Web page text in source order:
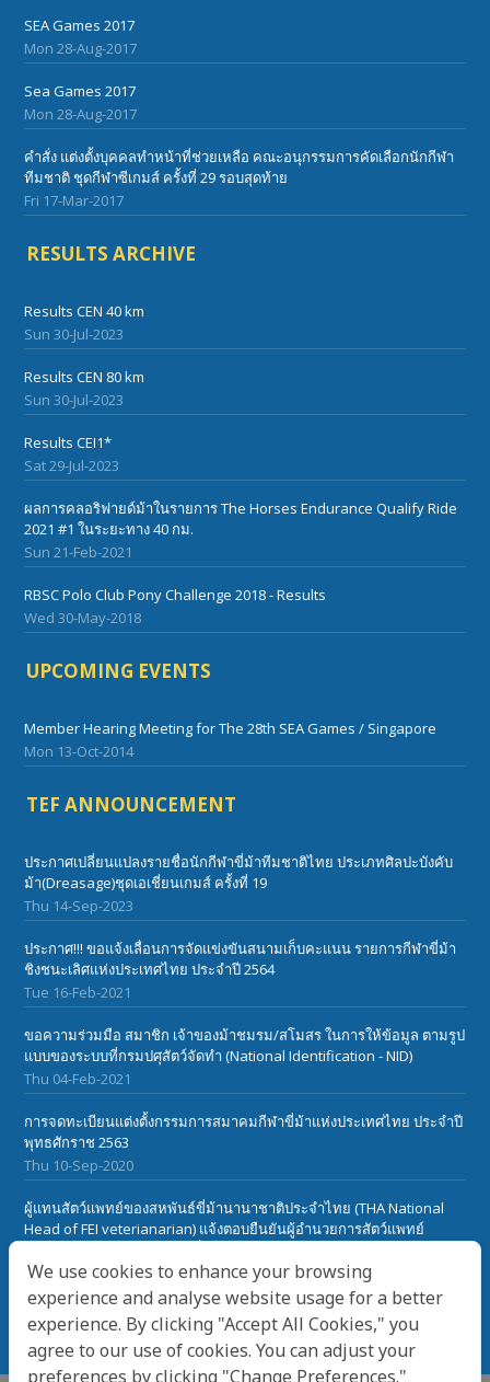
SEA Games 2017
Mon 28-Aug-2017
Sea Games 2017
Mon 28-Aug-2017
คำสั่ง แต่งตั้งบุคคลทำหน้าที่ช่วยเหลือ คณะอนุกรรมการคัดเลือกนักกีฬา
ทีมชาติ ชุดกีฬาซีเกมส์ ครั้งที่ 29 รอบสุดท้าย
Fri 17-Mar-2017
RESULTS ARCHIVE
Results CEN 40 km
Sun 30-Jul-2023
Results CEN 80 km
Sun 30-Jul-2023
Results CEI1*
Sat 29-Jul-2023
ผลการคลอริฟายด์ม้าในรายการ The Horses Endurance Qualify Ride
2021 #1 ในระยะทาง 40 กม.
Sun 21-Feb-2021
RBSC Polo Club Pony Challenge 2018 - Results
Wed 30-May-2018
UPCOMING EVENTS
Member Hearing Meeting for The 28th SEA Games / Singapore
Mon 13-Oct-2014
TEF ANNOUNCEMENT
ประกาศเปลี่ยนแปลงรายชื่อนักกีฬาขี่ม้าทีมชาติไทย ประเภทศิลปะบังคับ
ม้า(Dreasage)ชุดเอเชี่ยนเกมส์ ครั้งที่ 19
Thu 14-Sep-2023
ประกาศ!!! ขอแจ้งเลื่อนการจัดแข่งขันสนามเก็บคะแนน รายการกีฬาขี่ม้า
ชิงชนะเลิศแห่งประเทศไทย ประจำปี 2564
Tue 16-Feb-2021
ขอความร่วมมือ สมาชิก เจ้าของม้าชมรม/สโมสร ในการให้ข้อมูล ตามรูป
แบบของระบบที่กรมปศุสัตว์จัดทำ (National Identification - NID)
Thu 04-Feb-2021
การจดทะเบียนแต่งตั้งกรรมการสมาคมกีฬาขี่ม้าแห่งประเทศไทย ประจำปี
พุทธศักราช 2563
Thu 10-Sep-2020
ผู้แทนสัตว์แพทย์ของสหพันธ์ขี่ม้านานาชาติประจำไทย (THA National
Head of FEI veterianarian) แจ้งตอบยืนยันผู้อำนวยการสัตว์แพทย์
Sickness ในประเทศไทย
Sat 28-Mar-2020
We use cookies to enhance your browsing
experience and analyse website usage for a better
experience. By clicking "Accept All Cookies," you
agree to our use of cookies. You can adjust your